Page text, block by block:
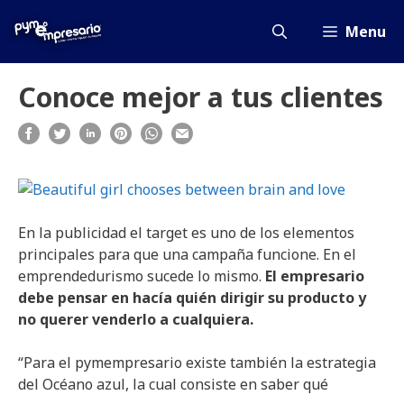
Menu
Conoce mejor a tus clientes
En la publicidad el target es uno de los elementos
principales para que una campaña funcione. En el
emprendedurismo sucede lo mismo. El empresario
debe pensar en hacía quién dirigir su producto y
no querer venderlo a cualquiera.
“Para el pymempresario existe también la estrategia
del Océano azul, la cual consiste en saber qué